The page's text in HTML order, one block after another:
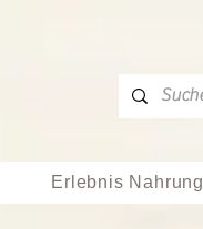
Erlebnis Nahrung